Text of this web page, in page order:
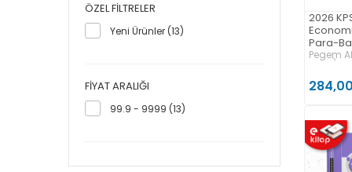
ÖZEL FILTRELER
Yeni Ürünler (13)
FIYAT ARALIĞI
99.9 - 9999 (13)
2026
Para-
Pegem
Kitap)